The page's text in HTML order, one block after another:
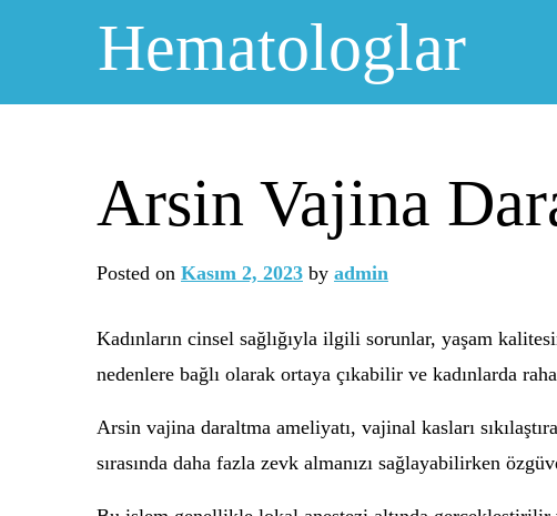
Hematologlar
Arsin Vajina
Posted on Kasım 2, 2023 by admin
Kadınların cinsel sağlığıyla ilgili sorunlar, yaşam
nedenlere bağlı olarak ortaya çıkabilir ve kadınlarda
Arsin vajina daraltma ameliyatı, vajinal kasları
sırasında daha fazla zevk almanızı sağlayabilirken